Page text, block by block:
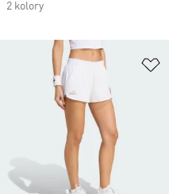
2 kolory